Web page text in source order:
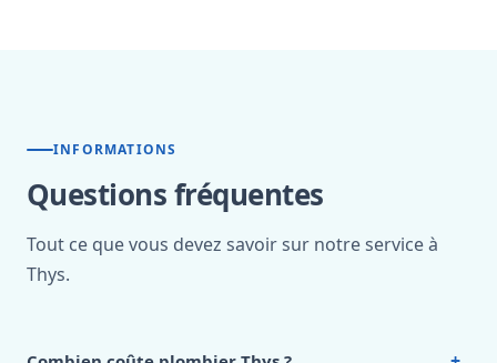
INFORMATIONS
Questions fréquentes
Tout ce que vous devez savoir sur notre service à
Thys.